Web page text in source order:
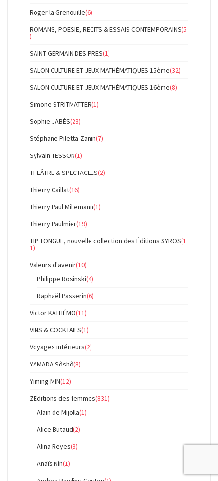
Roger la Grenouille(6)
ROMANS, POESIE, RECITS & ESSAIS CONTEMPORAINS(5
)
SAINT-GERMAIN DES PRES(1)
SALON CULTURE ET JEUX MATHÉMATIQUES 15ème(32)
SALON CULTURE ET JEUX MATHÉMATIQUES 16ème(8)
Simone STRITMATTER(1)
Sophie JABÈS(23)
Stéphane Piletta-Zanin(7)
Sylvain TESSON(1)
THEÂTRE & SPECTACLES(2)
Thierry Caillat(16)
Thierry Paul Millemann(1)
Thierry Paulmier(19)
TIP TONGUE, nouvelle collection des Éditions SYROS(1
1)
Valeurs d'avenir(10)
Philippe Rosinski(4)
Raphaël Passerin(6)
Victor KATHÉMO(11)
VINS & COCKTAILS(1)
Voyages intérieurs(2)
YAMADA Sôshô(8)
Yiming MIN(12)
ZEditions des femmes(831)
Alain de Mijolla(1)
Alice Butaud(2)
Alina Reyes(3)
Anaïs Nin(1)